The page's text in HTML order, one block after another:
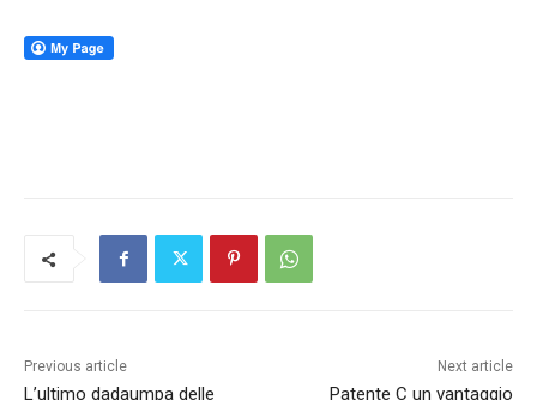
Previous article
L’ultimo dadaumpa delle
Next article
Patente C un vantaggio